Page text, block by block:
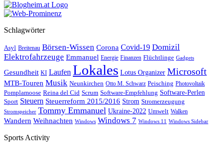
Schlagwörter
Asyl Breitenau Börsen-Wissen Corona Covid-19 Domizil
Elektrofahrzeuge Emmanuel Energie Finanzen Flüchtlinge Gadgets
Gesundheit KI Laufen Lokales Lotus Organizer Microsoft
MTB-Touren Musik Neunkirchen Otto M. Schwarz Peisching Photovoltaik
Pomplamoose Reina del Cid Scrum Software-Empfehlung Software-Perlen
Sport Steuern Steuerreform 2015/2016 Strom Stromerzeugung
Stromspeicher Tommy Emmanuel Ukraine-2022 Umwelt Walken
Wandern Weihnachten Windows Windows 7 Windows 11 Windows Sidebar
Sports Activity